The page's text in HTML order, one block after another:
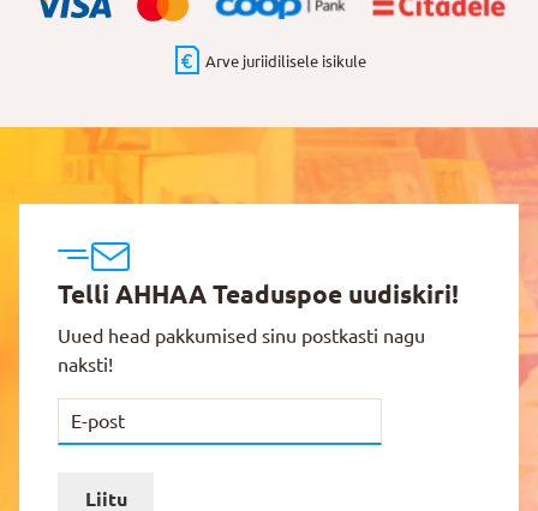
Arve juriidilisele isikule
Telli AHHAA Teaduspoe uudiskiri!
Uued head pakkumised sinu postkasti nagu
naksti!
Liitu